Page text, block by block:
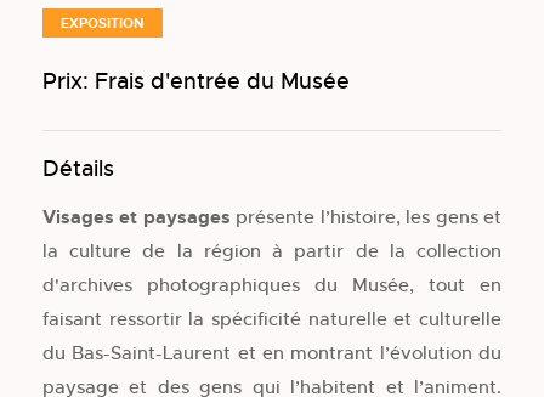
EXPOSITION
Prix: Frais d'entrée du Musée
Détails
Visages et paysages présente l’histoire, les gens et
la culture de la région à partir de la collection
d'archives photographiques du Musée, tout en
faisant ressortir la spécificité naturelle et culturelle
du Bas-Saint-Laurent et en montrant l’évolution du
paysage et des gens qui l’habitent et l’animent.